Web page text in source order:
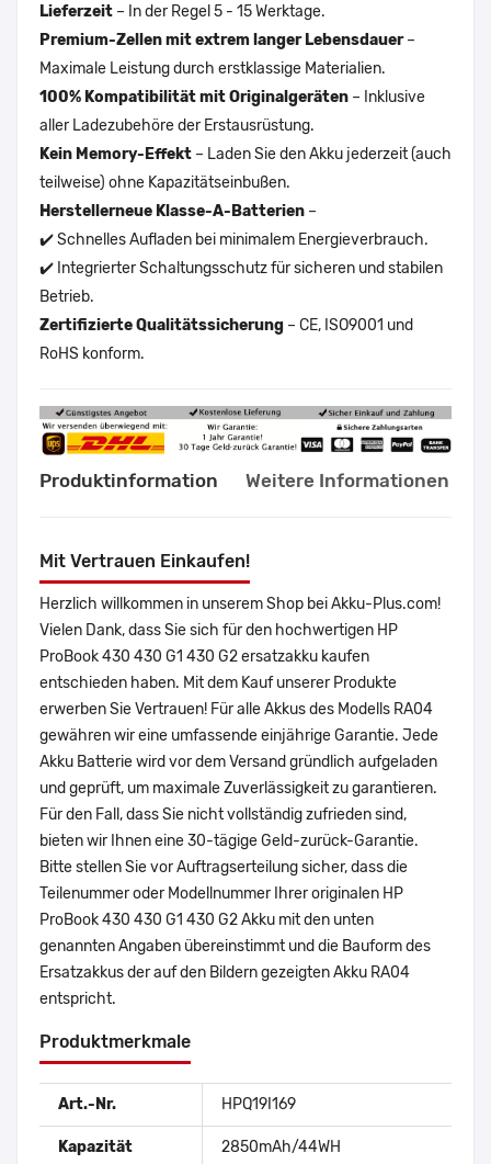
Lieferzeit – In der Regel 5 - 15 Werktage.
Premium-Zellen mit extrem langer Lebensdauer–
Maximale Leistung durch erstklassige Materialien.
100% Kompatibilität mit Originalgeräten – Inklusive
aller Ladezubehöre der Erstausrüstung.
Kein Memory-Effekt – Laden Sie den Akku jederzeit (auch
teilweise) ohne Kapazitätseinbußen.
Herstellerneue Klasse-A-Batterien –
✔️ Schnelles Aufladen bei minimalem Energieverbrauch.
✔️ Integrierter Schaltungsschutz für sicheren und stabilen
Betrieb.
Zertifizierte Qualitätssicherung – CE, ISO9001 und
RoHS konform.
Produktinformation Weitere Informationen
Mit Vertrauen Einkaufen!
Herzlich willkommen in unserem Shop bei Akku-Plus.com!
Vielen Dank, dass Sie sich für den hochwertigen HP
ProBook 430 430 G1 430 G2 ersatzakku kaufen
entschieden haben. Mit dem Kauf unserer Produkte
erwerben Sie Vertrauen! Für alle Akkus des Modells RA04
gewähren wir eine umfassende einjährige Garantie. Jede
Akku Batterie wird vor dem Versand gründlich aufgeladen
und geprüft, um maximale Zuverlässigkeit zu garantieren.
Für den Fall, dass Sie nicht vollständig zufrieden sind,
bieten wir Ihnen eine 30-tägige Geld-zurück-Garantie.
Bitte stellen Sie vor Auftragserteilung sicher, dass die
Teilenummer oder Modellnummer Ihrer originalen HP
ProBook 430 430 G1 430 G2 Akku mit den unten
genannten Angaben übereinstimmt und die Bauform des
Ersatzakkus der auf den Bildern gezeigten Akku RA04
entspricht.
Produktmerkmale
Art.-Nr. HPQ19I169
Kapazität 2850mAh/44WH